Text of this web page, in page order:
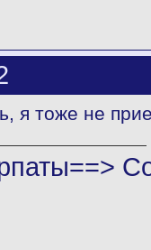
я тоже не